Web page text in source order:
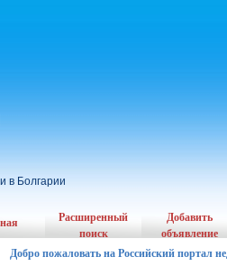
в Болгарии
Расширенный
поиск
Добавить
объявление
Добро пожаловать на Российский портал